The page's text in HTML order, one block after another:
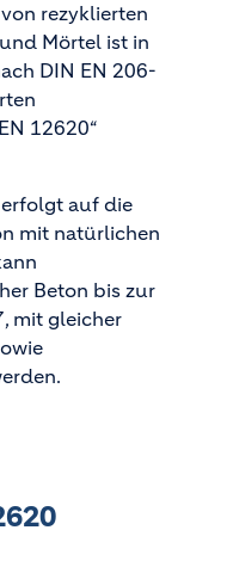
rezyklierten
Mörtel ist in
DIN EN 206-
12620“
auf die
mit natürlichen
Beton bis zur
mit gleicher